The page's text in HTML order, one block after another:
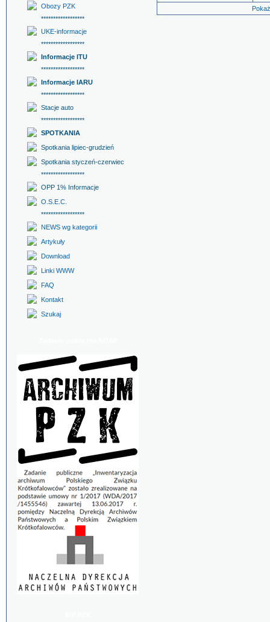
Obozy PZK
******************
UKE-informacje
******************
Informacje ITU
******************
Informacje IARU
******************
Stacje auto
******************
SPOTKANIA
Spotkania lipiec-grudzień
Spotkania styczeń-czerwiec
******************
OPP 1% Informacje
O.S.E.C.
******************
NEWS wg kategorii
Artykuły
Download
Linki WWW
FAQ
Kontakt
Szukaj